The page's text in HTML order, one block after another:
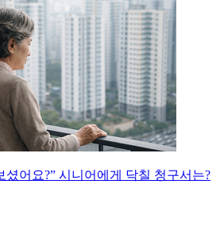
셨어요?” 시니어에게 닥칠 청구서는?